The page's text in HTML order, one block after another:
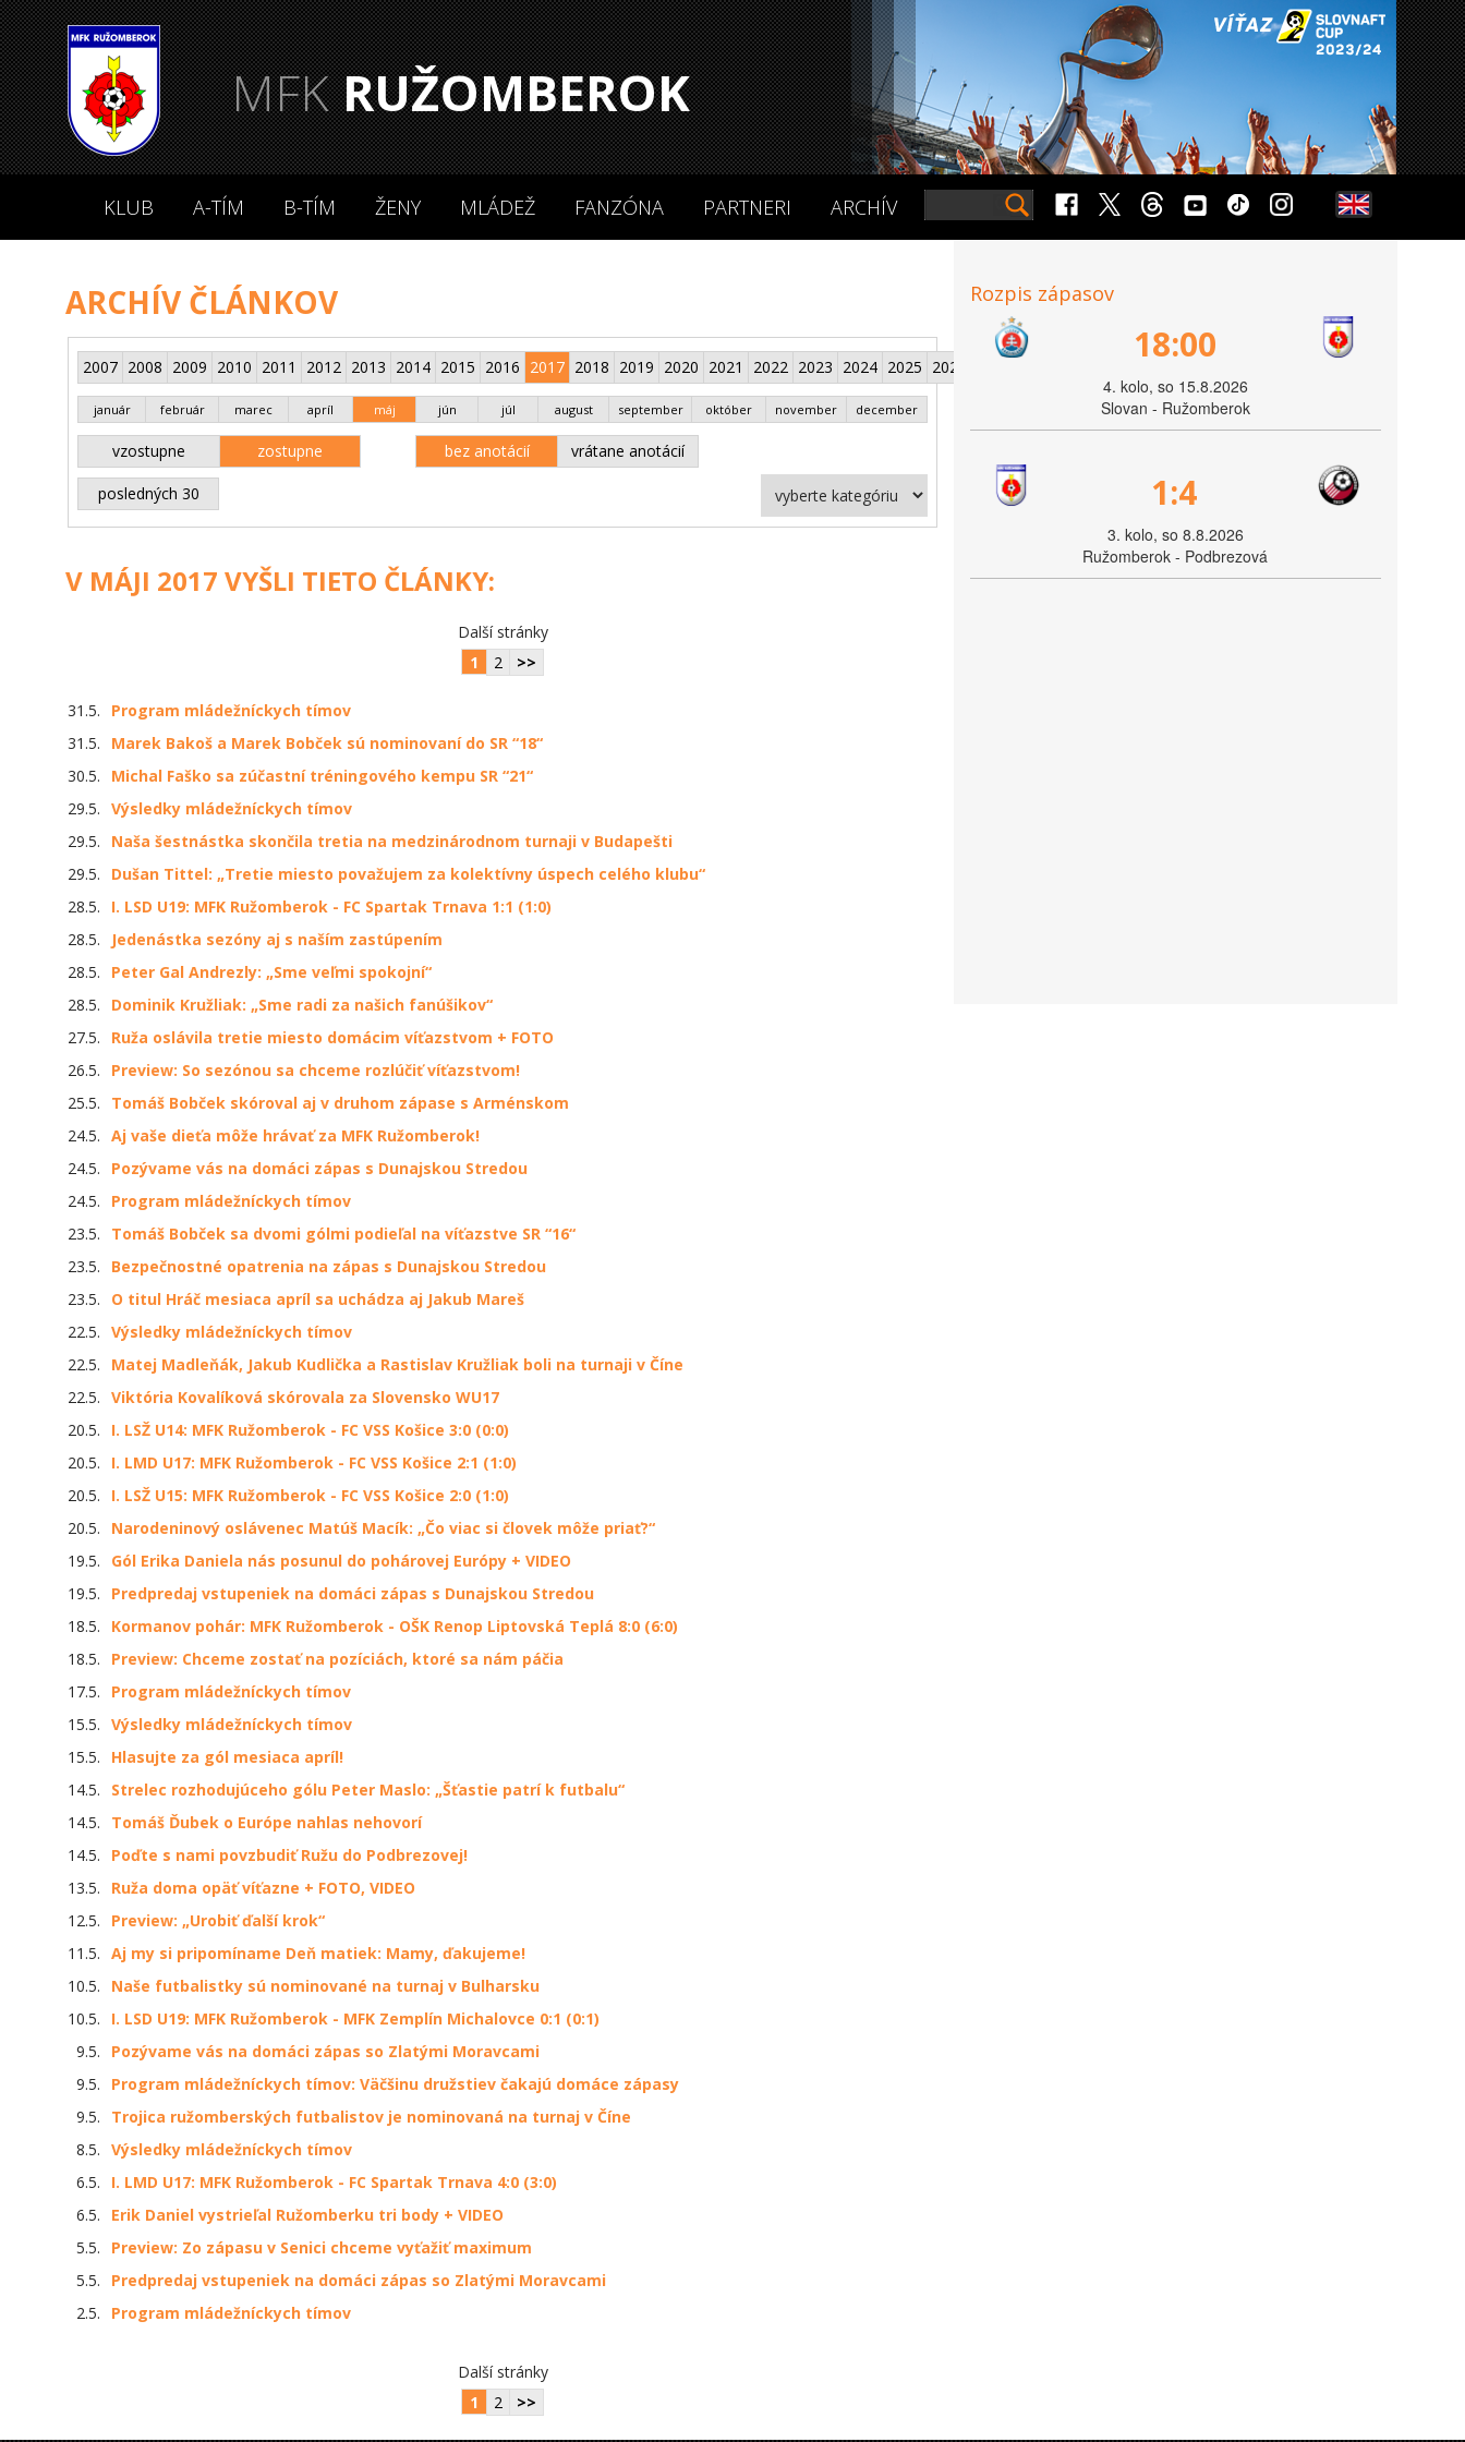
MFKRUŽOMBEROK
KLUB A-TÍM B-TÍM ŽENY MLÁDEŽ FANZÓNA PARTNERI ARCHÍV
ARCHÍV ČLÁNKOV
2007 2008 2009 2010 2011 2012 2013 2014 2015 2016 2017 2018 2019 2020 2021 2022 2023 2024 2025 2026
január február marec apríl máj jún júl august september október november december
vzostupne zostupne bez anotácií vrátane anotácií
posledných 30
V MÁJI 2017 VYŠLI TIETO ČLÁNKY:
Další stránky
1
2 >>
31.5.
Program mládežníckych tímov
31.5.
Marek Bakoš a Marek Bobček sú nominovaní do SR “18“
30.5.
Michal Faško sa zúčastní tréningového kempu SR “21“
29.5. Výsledky mládežníckych tímov
29.5.
Naša šestnástka skončila tretia na medzinárodnom turnaji v Budapešti
29.5.
Dušan Tittel: „Tretie miesto považujem za kolektívny úspech celého klubu“
28.5.
I. LSD U19: MFK Ružomberok - FC Spartak Trnava 1:1 (1:0)
28.5.
Jedenástka sezóny aj s naším zastúpením
28.5.
Peter Gal Andrezly: „Sme veľmi spokojní“
28.5.
Dominik Kružliak: „Sme radi za našich fanúšikov“
27.5.
Ruža oslávila tretie miesto domácim víťazstvom + FOTO
26.5.
Preview: So sezónou sa chceme rozlúčiť víťazstvom!
25.5.
Tomáš Bobček skóroval aj v druhom zápase s Arménskom
24.5. Aj vaše dieťa môže hrávať za MFK Ružomberok!
24.5.
Pozývame vás na domáci zápas s Dunajskou Stredou
24.5.
Program mládežníckych tímov
23.5.
Tomáš Bobček sa dvomi gólmi podieľal na víťazstve SR “16“
23.5.
Bezpečnostné opatrenia na zápas s Dunajskou Stredou
23.5.
O titul Hráč mesiaca apríl sa uchádza aj Jakub Mareš
22.5. Výsledky mládežníckych tímov
22.5.
Matej Madleňák, Jakub Kudlička a Rastislav Kružliak boli na turnaji v Číne
22.5. Viktória Kovalíková skórovala za Slovensko WU17
20.5.
I. LSŽ U14: MFK Ružomberok - FC VSS Košice 3:0 (0:0)
20.5.
I. LMD U17: MFK Ružomberok - FC VSS Košice 2:1 (1:0)
20.5.
I. LSŽ U15: MFK Ružomberok - FC VSS Košice 2:0 (1:0)
20.5.
Narodeninový oslávenec Matúš Macík: „Čo viac si človek môže priať?“
19.5.
Gól Erika Daniela nás posunul do pohárovej Európy + VIDEO
19.5.
Predpredaj vstupeniek na domáci zápas s Dunajskou Stredou
18.5.
Kormanov pohár: MFK Ružomberok - OŠK Renop Liptovská Teplá 8:0 (6:0)
18.5.
Preview: Chceme zostať na pozíciách, ktoré sa nám páčia
17.5.
Program mládežníckych tímov
15.5. Výsledky mládežníckych tímov
15.5.
Hlasujte za gól mesiaca apríl!
14.5.
Strelec rozhodujúceho gólu Peter Maslo: „Šťastie patrí k futbalu“
14.5.
Tomáš Ďubek o Európe nahlas nehovorí
14.5.
Poďte s nami povzbudiť Ružu do Podbrezovej!
13.5.
Ruža doma opäť víťazne + FOTO, VIDEO
12.5.
Preview: „Urobiť ďalší krok“
11.5. Aj my si pripomíname Deň matiek: Mamy, ďakujeme!
10.5.
Naše futbalistky sú nominované na turnaj v Bulharsku
10.5.
I. LSD U19: MFK Ružomberok - MFK Zemplín Michalovce 0:1 (0:1)
9.5.
Pozývame vás na domáci zápas so Zlatými Moravcami
9.5.
Program mládežníckych tímov: Väčšinu družstiev čakajú domáce zápasy
9.5.
Trojica ružomberských futbalistov je nominovaná na turnaj v Číne
8.5. Výsledky mládežníckych tímov
6.5.
I. LMD U17: MFK Ružomberok - FC Spartak Trnava 4:0 (3:0)
6.5.
Erik Daniel vystrieľal Ružomberku tri body + VIDEO
5.5.
Preview: Zo zápasu v Senici chceme vyťažiť maximum
5.5.
Predpredaj vstupeniek na domáci zápas so Zlatými Moravcami
2.5.
Program mládežníckych tímov
Další stránky
1
2 >>
Rozpis zápasov
18:00
4. kolo, so 15.8.2026
Slovan - Ružomberok
1:4
3. kolo, so 8.8.2026
Ružomberok - Podbrezová